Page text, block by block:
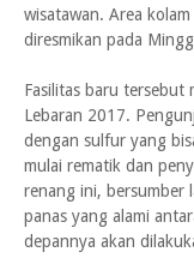
wisatawan. Area
diresmikan pada
Fasilitas baru tersebut
Lebaran 2017.
dengan sulfur yang
mulai rematik dan
renang ini, bersumber
panas yang alami
depannya akan